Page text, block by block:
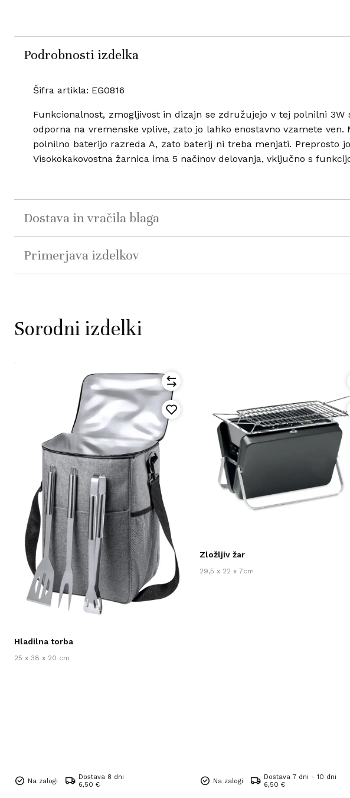
Podrobnosti izdelka
Šifra artikla: EG0816
Funkcionalnost, zmogljivost in dizajn se združujejo v tej polnilni
odporna na vremenske vplive, zato jo lahko enostavno vzamete
polnilno baterijo razreda A, zato baterij ni treba menjati. Preprosto
Visokokakovostna žarnica ima 5 načinov delovanja, vključno s
Dostava in vračila blaga
Primerjava izdelkov
Sorodni izdelki
Hladilna torba
25 x 38 x 20 cm
Na zalogi
Dostava 8 dni
6,50 €
Zložljiv žar
29,5 x 22 x 7cm
Na zalogi
Dostava 7 dni - 10 dni
6,50 €